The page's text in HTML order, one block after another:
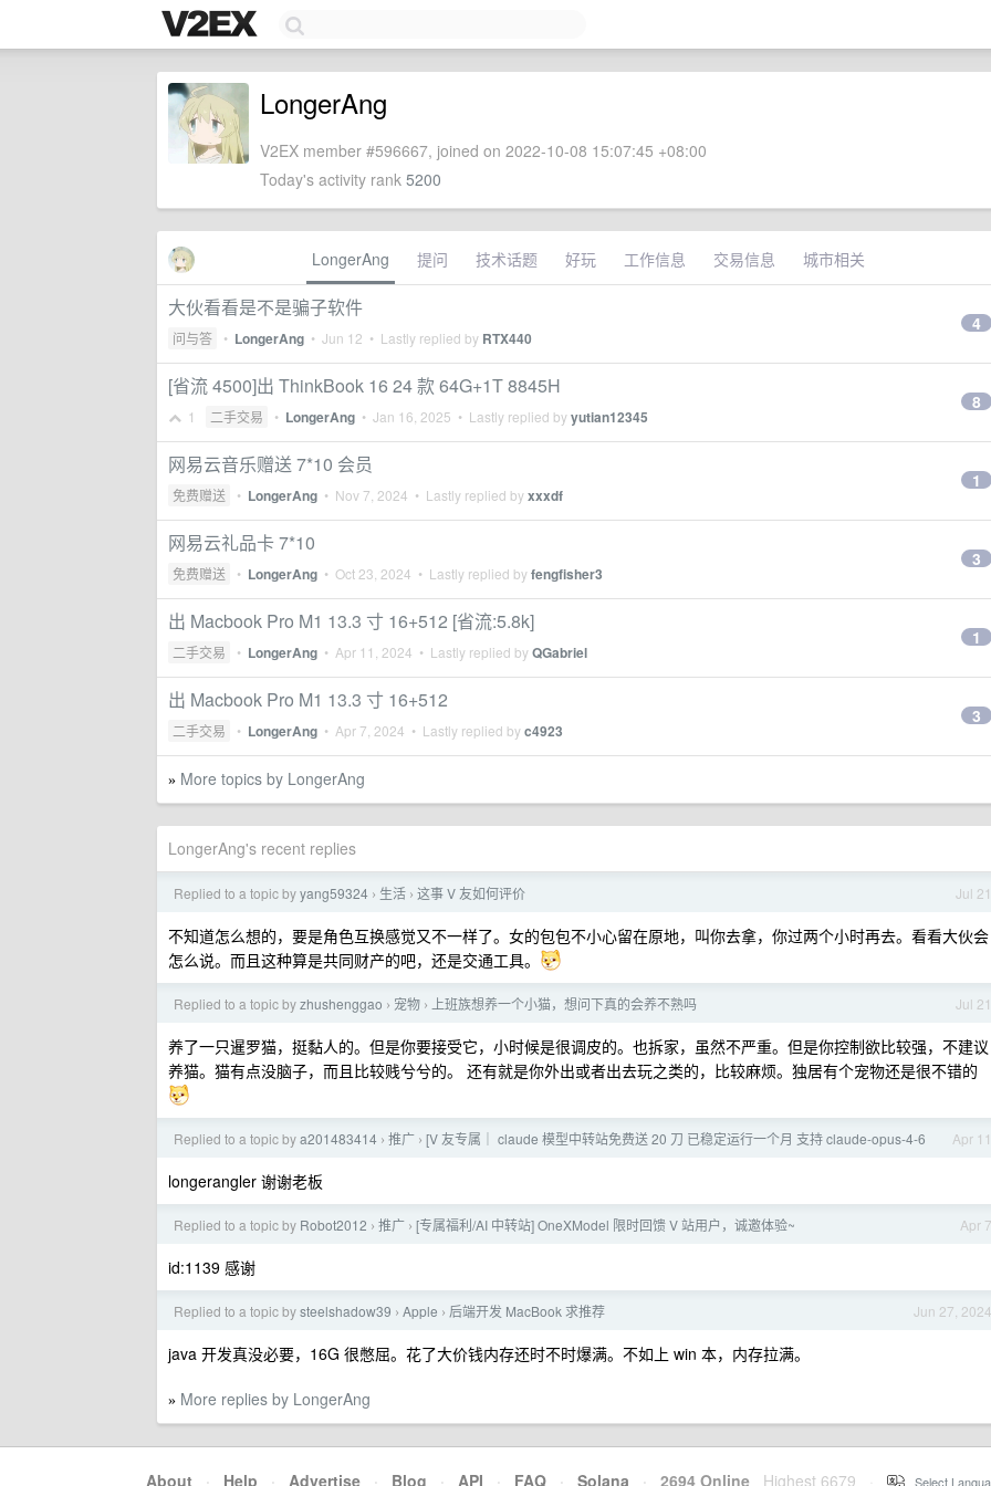
LongerAng
V2EX member #596667, joined on 2022-10-08 15:07:45 +08:00
Today's activity rank 5200
LongerAng 提问 技术话题 好玩 工作信息 交易信息 城市相关
大伙看看是不是骗子软件
问与答 • LongerAng • Jun 12 • Lastly replied by RTX440
4
[省流 4500]出 ThinkBook 16 24 款 64G+1T 8845H
1 二手交易 • LongerAng • Jan 16, 2025 • Lastly replied byyutian12345
8
网易云音乐赠送 7*10 会员
免费赠送 • LongerAng • Nov 7, 2024 • Lastly replied byxxxdf
1
网易云礼品卡 7*10
免费赠送 • LongerAng • Oct 23, 2024 • Lastly replied byfengfisher3
3
出 Macbook Pro M1 13.3 寸 16+512 [省流:5.8k]
二手交易 • LongerAng • Apr 11, 2024 • Lastly replied byQGabriel
1
出 Macbook Pro M1 13.3 寸 16+512
二手交易 • LongerAng • Apr 7, 2024 • Lastly replied byc4923
3
» More topics by LongerAng
LongerAng's recent replies
Jul 21
Replied to a topic byyang59324 › 生活 › 这事 V 友如何评价
不知道怎么想的，要是角色互换感觉又不一样了。女的包包不小心留在原地，叫你去拿，你过两个小时再去。看看大伙会
怎么说。而且这种算是共同财产的吧，还是交通工具。
Jul 21
Replied to a topic byzhushenggao › 宠物 › 上班族想养一个小猫，想问下真的会养不熟吗
养了一只暹罗猫，挺黏人的。但是你要接受它，小时候是很调皮的。也拆家，虽然不严重。但是你控制欲比较强，不建议
养猫。猫有点没脑子，而且比较贱兮兮的。 还有就是你外出或者出去玩之类的，比较麻烦。独居有个宠物还是很不错的
Apr 11
Replied to a topic bya201483414 › 推广 › [V 友专属｜ claude 模型中转站免费送 20 刀 已稳定运行一个月 支持 claude-opus-4-6
longerangler 谢谢老板
Apr 7
Replied to a topic by Robot2012 › 推广 › [专属福利/AI 中转站] OneXModel 限时回馈 V 站用户，诚邀体验~
id:1139 感谢
Jun 27, 2024
Replied to a topic bysteelshadow39 › Apple › 后端开发 MacBook 求推荐
java 开发真没必要，16G 很憋屈。花了大价钱内存还时不时爆满。不如上 win 本，内存拉满。
» More replies by LongerAng
About · Help · Advertise · Blog · API · FAQ · Solana · 2694 Online Highest 6679 Select